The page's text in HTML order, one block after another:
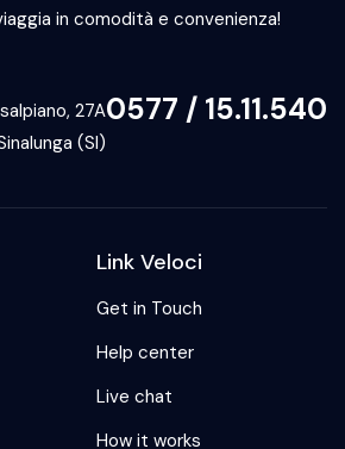
in comodità e convenienza!
0577 / 15.11.540
27A
(SI)
Link Veloci
Get in Touch
Help center
Live chat
How it works